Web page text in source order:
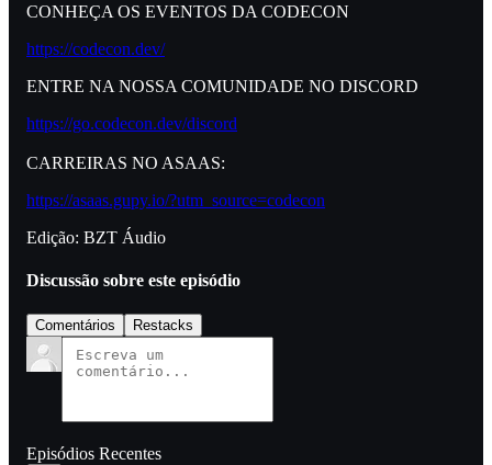
CONHEÇA OS EVENTOS DA CODECON
https://codecon.dev/
ENTRE NA NOSSA COMUNIDADE NO DISCORD
https://go.codecon.dev/discord
CARREIRAS NO ASAAS:
https://asaas.gupy.io/?utm_source=codecon
Edição: BZT Áudio
Discussão sobre este episódio
Comentários Restacks
Episódios Recentes